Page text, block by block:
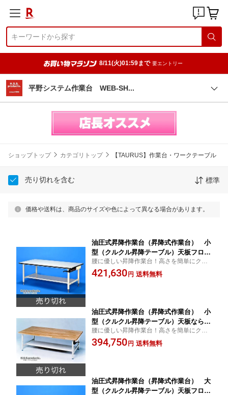
8/11(火)01:59まで 要エントリー
平野システム作業台 WEB-SH
ショップトップ カテゴリトップ 【TAURUS】作業台・ワークテーブル
売り切れを含む 標準
価格や送料は、商品のサイズや色によって異なる場合があります。
油圧式昇降作業台（昇降式作業台） 小
型（クルクル昇降テーブル）天板フロア
リウム 900×1800×H620～820 無段階
昇降タイプ 予約
腰に優しい昇降作業台！高さを簡単にクル
クル変えられる！
421,630 円 送料無料
油圧式昇降作業台（昇降式作業台） 小
型（クルクル昇降テーブル）天板なら集
成材 900×1800×H620～820 無段階昇
降タイプ 予約
腰に優しい昇降作業台！高さを簡単にクル
クル変えられる！
394,750 円 送料無料
油圧式昇降作業台（昇降式作業台） 大
型（クルクル昇降テーブル）天板フロア